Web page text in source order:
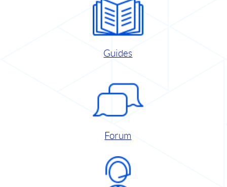
Guides
Forum